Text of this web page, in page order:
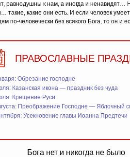
равнодушны к нам, а иногда и ненавидят…
такие, какие они есть. И если человек
по-человечески без всякого Бога, то он и
ПРАВОСЛАВНЫЕ
Обрезание господне
Казанская икона — праздник без чуда
Крещение Руси
Преображение Господне — Яблочный
Усекновение главы Иоанна Предтечи
Бога нет и никогда не было